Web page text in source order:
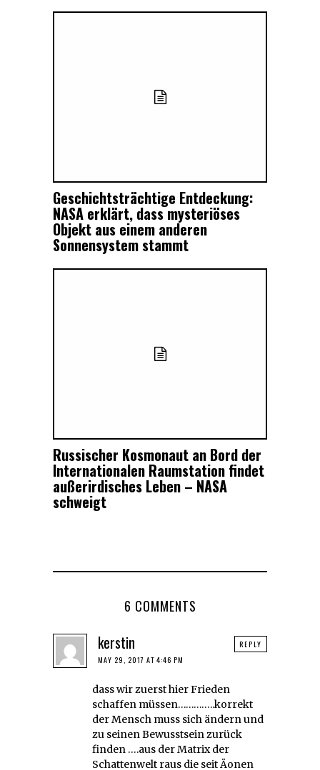
Geschichtsträchtige Entdeckung:
NASA erklärt, dass mysteriöses
Objekt aus einem anderen
Sonnensystem stammt
Russischer Kosmonaut an Bord der
Internationalen Raumstation findet
außerirdisches Leben – NASA
schweigt
6 COMMENTS
kerstin
MAY 29, 2017 AT 4:46 PM
dass wir zuerst hier Frieden
schaffen müssen…………..korrekt
der Mensch muss sich ändern und
zu seinen Bewusstsein zurück
finden ….aus der Matrix der
Schattenwelt raus die seit Äonen
REPLY